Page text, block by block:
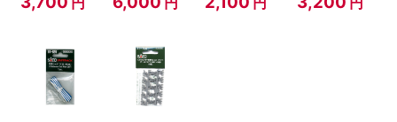
TRANCY
道・九州産交